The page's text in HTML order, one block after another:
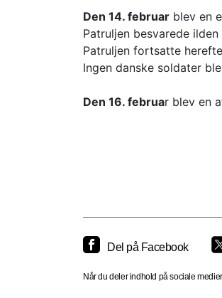
Den 14. februar blev en
Patruljen besvarede
Patruljen fortsatte
Ingen danske soldater
Den 16. februar blev en
Del på Facebook
Når du deler indhold på sociale